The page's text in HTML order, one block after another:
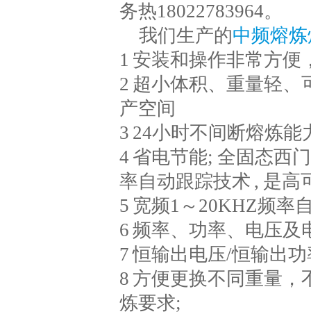
务热18022783964。
我们生产的中频熔
1 安装和操作非常方便
2 超小体积、重量轻、
产空间
3 24小时不间断熔炼能
4 省电节能; 全固态西
率自动跟踪技术 , 是高
5 宽频1～20KHZ频率
6 频率、功率、电压及
7 恒输出电压/恒输出
8 方便更换不同重量
炼要求;